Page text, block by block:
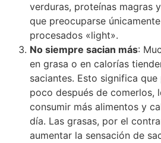
verduras, proteínas magras
que preocuparse
procesados «light».
No siempre sacian más:
en grasa o en calorías
saciantes. Esto significa
poco después de comerlos,
consumir más alimentos y
día. Las grasas, por el
aumentar la sensación de